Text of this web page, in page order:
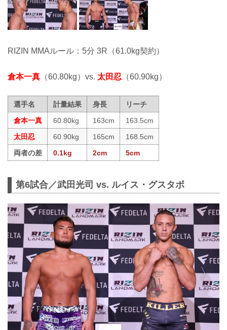
RIZIN MMAルール：5分 3R（61.0kg契約）
倉本一真 （60.80kg）vs. 太田忍 （60.90kg）
選手名 計量結果 身長
リーチ
倉本一真
60.80kg 163cm
163.5cm
太田忍
60.90kg 165cm
168.5cm
両者の差
0.1kg 2cm 5cm
第6試合／武田光司 vs. ルイス・グスタボ